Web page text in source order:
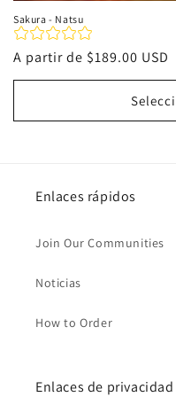
Sakura - Natsu
Precio
habitual
A partir de $189.00 USD
Enlaces rápidos
Join Our Communities
Noticias
How to Order
Enlaces de privacidad